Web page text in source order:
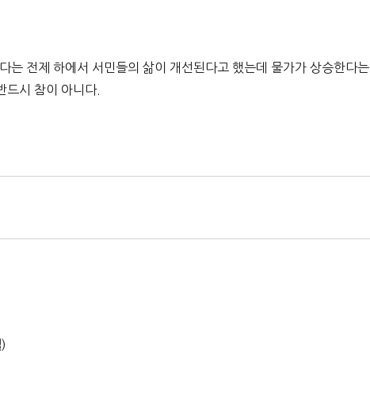
는 전제 하에서 서민들의 삶이 개선된다고 했는데 물가가 상승한다는
드시 참이 아니다.
)